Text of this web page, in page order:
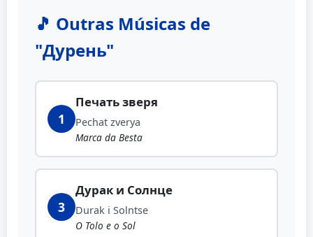
🎵 Outras Músicas de
"Дурень"
1
Печать зверя
Pechat zverya
Marca da Besta
3
Дурак и Солнце
Durak i Solntse
O Tolo e o Sol